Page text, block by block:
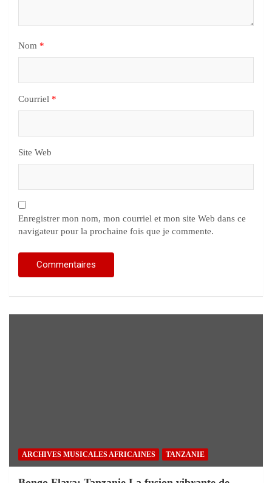
Nom *
Courriel *
Site Web
Enregistrer mon nom, mon courriel et mon site Web dans ce
navigateur pour la prochaine fois que je commente.
ARCHIVES MUSICALES AFRICAINES TANZANIE